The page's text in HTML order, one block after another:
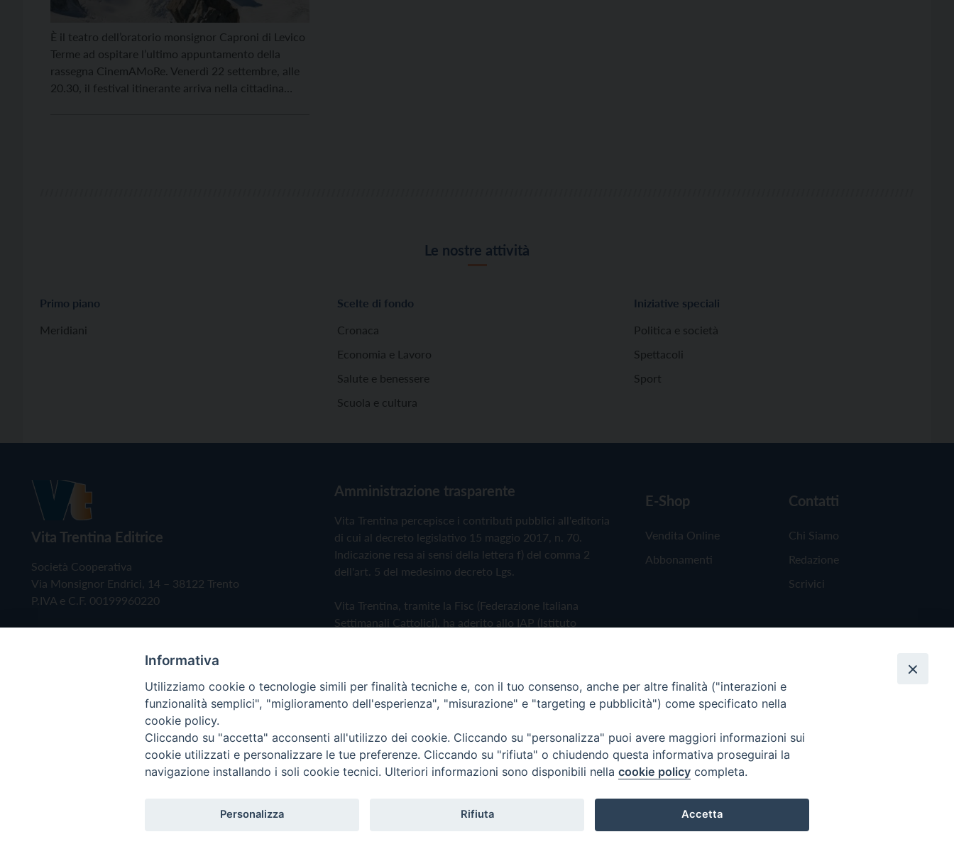
È il teatro dell’oratorio monsignor Caproni di Levico
Terme ad ospitare l’ultimo appuntamento della
rassegna CinemAMoRe. Venerdì 22 settembre, alle
20.30, il festival itinerante arriva nella cittadina
Le nostre attività
Primo piano
Meridiani
Scelte di fondo
Cronaca
Economia e Lavoro
Salute e benessere
Scuola e cultura
Iniziative speciali
Politica e società
Spettacoli
Sport
Vita Trentina Editrice
Società Cooperativa
Via Monsignor Endrici, 14 – 38122 Trento
P.IVA e C.F. 00199960220
Amministrazione trasparente
Vita Trentina percepisce i contributi pubblici all'editoria
di cui al decreto legislativo 15 maggio 2017, n. 70.
Indicazione resa ai sensi della lettera f) del comma 2
dell'art. 5 del medesimo decreto Lgs.
Vita Trentina, tramite la Fisc (Federazione Italiana
Settimanali Cattolici), ha aderito allo IAP (Istituto
Privacy Policy Cookie Policy
E-Shop
Vendita Online
Abbonamenti
Contatti
Chi Siamo
Redazione
Scrivici
Copyright © 2019 - Tutti i diritti riservati - Vita Trentina Editrice
Informativa
Utilizziamo cookie o tecnologie simili per finalità tecniche e, con il tuo consenso, anche per altre finalità ("interazioni e
funzionalità semplici", "miglioramento dell'esperienza", "misurazione" e "targeting e pubblicità") come specificato nella
cookie policy.
Cliccando su "accetta" acconsenti all'utilizzo dei cookie. Cliccando su "personalizza" puoi avere maggiori informazioni sui
cookie utilizzati e personalizzare le tue preferenze. Cliccando su "rifiuta" o chiudendo questa informativa proseguirai la
navigazione installando i soli cookie tecnici. Ulteriori informazioni sono disponibili nella cookie policy completa.
Personalizza Rifiuta Accetta